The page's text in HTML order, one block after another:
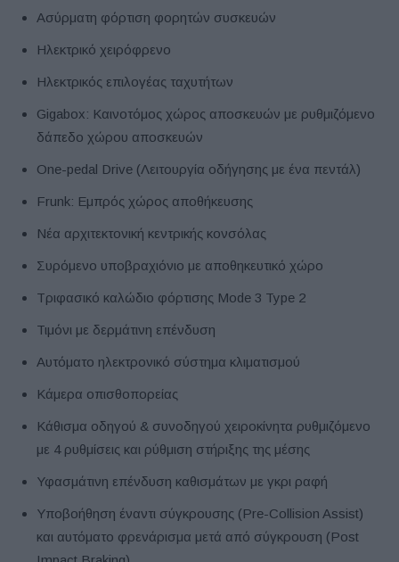
Ασύρματη φόρτιση φορητών συσκευών
Ηλεκτρικό χειρόφρενο
Ηλεκτρικός επιλογέας ταχυτήτων
Gigabox: Καινοτόμος χώρος αποσκευών με ρυθμιζόμενο
δάπεδο χώρου αποσκευών
One-pedal Drive (Λειτουργία οδήγησης με ένα πεντάλ)
Frunk: Εμπρός χώρος αποθήκευσης
Νέα αρχιτεκτονική κεντρικής κονσόλας
Συρόμενο υποβραχιόνιο με αποθηκευτικό χώρο
Τριφασικό καλώδιο φόρτισης Mode 3 Type 2
Τιμόνι με δερμάτινη επένδυση
Αυτόματο ηλεκτρονικό σύστημα κλιματισμού
Κάμερα οπισθοπορείας
Κάθισμα οδηγού & συνοδηγού χειροκίνητα ρυθμιζόμενο
με 4 ρυθμίσεις και ρύθμιση στήριξης της μέσης
Υφασμάτινη επένδυση καθισμάτων με γκρι ραφή
Υποβοήθηση έναντι σύγκρουσης (Pre-Collision Assist)
και αυτόματο φρενάρισμα μετά από σύγκρουση (Post